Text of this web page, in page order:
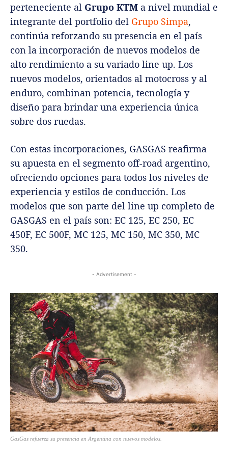
perteneciente al Grupo KTM a nivel mundial e
integrante del portfolio del Grupo Simpa,
continúa reforzando su presencia en el país
con la incorporación de nuevos modelos de
alto rendimiento a su variado line up. Los
nuevos modelos, orientados al motocross y al
enduro, combinan potencia, tecnología y
diseño para brindar una experiencia única
sobre dos ruedas.
Con estas incorporaciones, GASGAS reafirma
su apuesta en el segmento off-road argentino,
ofreciendo opciones para todos los niveles de
experiencia y estilos de conducción. Los
modelos que son parte del line up completo de
GASGAS en el país son: EC 125, EC 250, EC
450F, EC 500F, MC 125, MC 150, MC 350, MC
350.
- Advertisement -
GasGas refuerza su presencia en Argentina con nuevos modelos.